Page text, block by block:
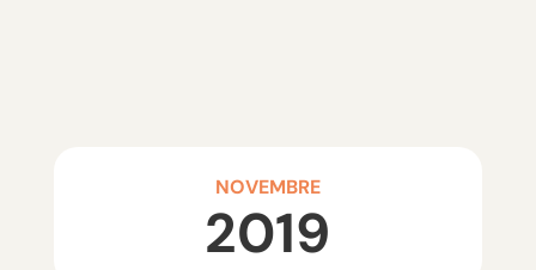
NOVEMBRE
2019